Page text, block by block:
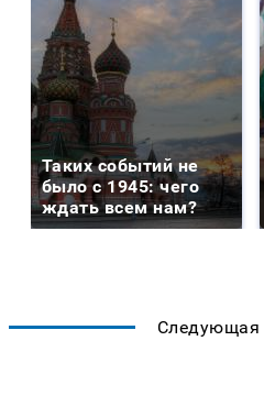
Таких событий не
было с 1945: чего
ждать всем нам?
Следующая